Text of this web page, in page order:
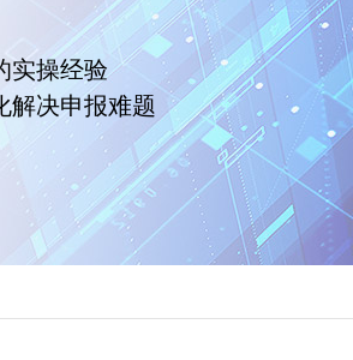
实操经验
解决申报难题